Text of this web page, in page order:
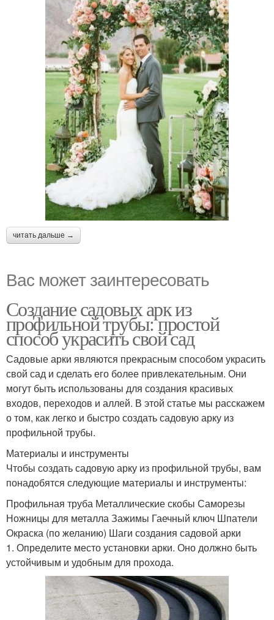
читать дальше →
Вас может заинтересовать
Создание садовых арк из
профильной трубы: простой
способ украсить свой сад
Садовые арки являются прекрасным способом украсить
свой сад и сделать его более привлекательным. Они
могут быть использованы для создания красивых
входов, переходов и аллей. В этой статье мы расскажем
о том, как легко и быстро создать садовую арку из
профильной трубы.
Материалы и инструменты
Чтобы создать садовую арку из профильной трубы, вам
понадобятся следующие материалы и инструменты:
Профильная труба Металлические скобы Саморезы
Ножницы для металла Зажимы Гаечный ключ Шпатели
Окраска (по желанию) Шаги создания садовой арки
1. Определите место установки арки. Оно должно быть
устойчивым и удобным для прохода.